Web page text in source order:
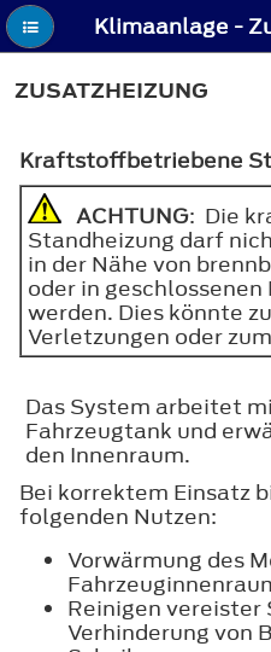
Klimaanlage -
ZUSATZHEIZUNG
Kraftstoffbetriebene
ACHTUNG: Die
Standheizung darf
in der Nähe von
oder in
werden. Dies könnte
Verletzungen oder
Das System arbeitet
Fahrzeugtank und
den Innenraum.
Bei korrektem Einsatz
folgenden Nutzen:
Vorwärmung des
Reinigen vereister
Verhinderung von